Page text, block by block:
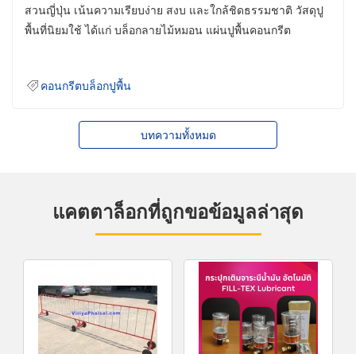
สวนญี่ปุ่น เน้นความเรียบง่าย สงบ และใกล้ชิดธรรมชาติ วัสดุปู
พื้นที่นิยมใช้ ได้แก่ บล็อกลายไม้หมอน แผ่นปูพื้นคอนกรีต
คอนกรีตบล็อกปูพื้น
บทความทั้งหมด
แคตตาล็อกที่ถูกขอข้อมูลล่าสุด